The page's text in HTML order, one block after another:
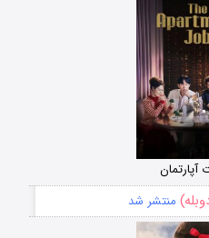
آپارتمان
منتشر شد